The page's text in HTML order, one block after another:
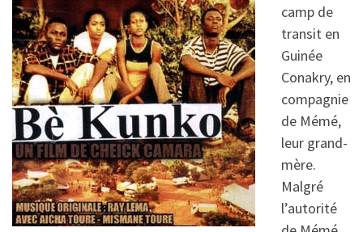
camp de
transit en
Guinée
Conakry, en
compagnie
de Mémé,
leur grand-
mère.
Malgré
l’autorité